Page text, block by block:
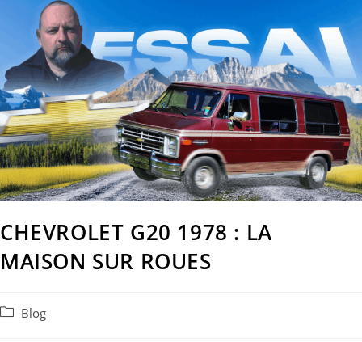
CHEVROLET G20 1978 : LA
MAISON SUR ROUES
Blog